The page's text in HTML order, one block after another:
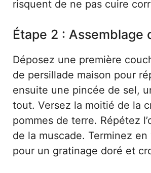
risquent de ne pas cuire
Étape 2 : Assemblage
Déposez une première
de persillade maison pour
ensuite une pincée de sel,
tout. Versez la moitié de la
pommes de terre. Répétez
de la muscade. Terminez
pour un gratinage doré et